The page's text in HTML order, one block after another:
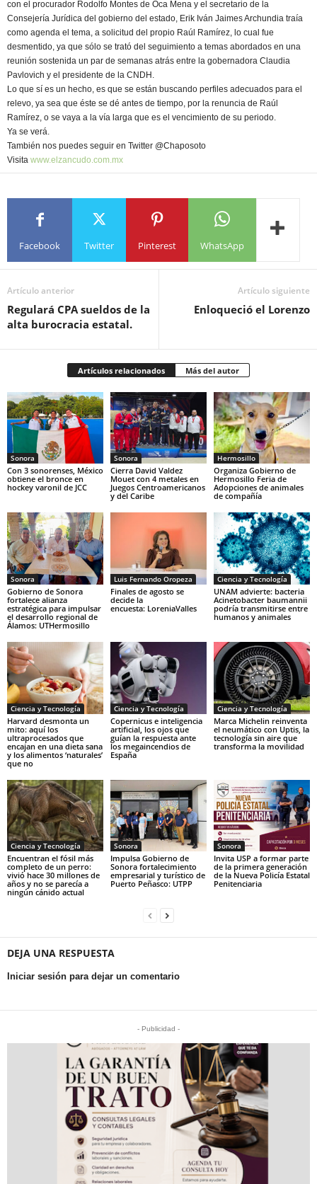
con el procurador Rodolfo Montes de Oca Mena y el secretario de la
Consejería Jurídica del gobierno del estado, Erik Iván Jaimes Archundia traía
como agenda el tema, a solicitud del propio Raúl Ramírez, lo cual fue
desmentido, ya que sólo se trató del seguimiento a temas abordados en una
reunión sostenida un par de semanas atrás entre la gobernadora Claudia
Pavlovich y el presidente de la CNDH.
Lo que sí es un hecho, es que se están buscando perfiles adecuados para el
relevo, ya sea que éste se dé antes de tiempo, por la renuncia de Raúl
Ramírez, o se vaya a la vía larga que es el vencimiento de su periodo.
Ya se verá.
También nos puedes seguir en Twitter @Chaposoto
Visita www.elzancudo.com.mx
Facebook Twitter Pinterest WhatsApp
Artículo anterior
Regulará CPA sueldos de la
alta burocracia estatal.
Artículo siguiente
Enloqueció el Lorenzo
Artículos relacionados Más del autor
Sonora
Con 3 sonorenses, México
obtiene el bronce en
hockey varonil de JCC
Sonora
Cierra David Valdez
Mouet con 4 metales en
Juegos Centroamericanos
y del Caribe
Hermosillo
Organiza Gobierno de
Hermosillo Feria de
Adopciones de animales
de compañía
Sonora
Gobierno de Sonora
fortalece alianza
estratégica para impulsar
el desarrollo regional de
Álamos: UTHermosillo
Luis Fernando Oropeza
Finales de agosto se
decide la
encuesta: LoreniaValles
Ciencia y Tecnología
UNAM advierte: bacteria
Acinetobacter baumannii
podría transmitirse entre
humanos y animales
Ciencia y Tecnología
Harvard desmonta un
mito: aquí los
ultraprocesados que
encajan en una dieta sana
y los alimentos ‘naturales’
que no
Ciencia y Tecnología
Copernicus e inteligencia
artificial, los ojos que
guían la respuesta ante
los megaincendios de
España
Ciencia y Tecnología
Marca Michelin reinventa
el neumático con Uptis, la
tecnología sin aire que
transforma la movilidad
Ciencia y Tecnología
Encuentran el fósil más
completo de un perro:
vivió hace 30 millones de
años y no se parecía a
ningún cánido actual
Sonora
Impulsa Gobierno de
Sonora fortalecimiento
empresarial y turístico de
Puerto Peñasco: UTPP
Sonora
Invita USP a formar parte
de la primera generación
de la Nueva Policía Estatal
Penitenciaria
DEJA UNA RESPUESTA
Iniciar sesión para dejar un comentario
- Publicidad -